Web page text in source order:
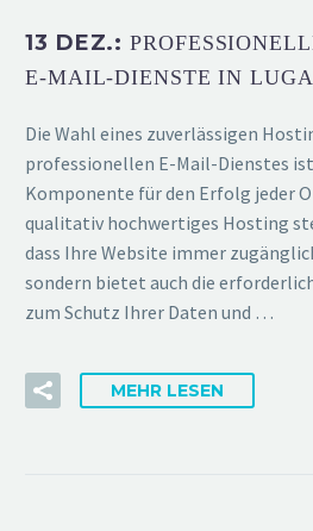
13 DEZ.:
E-MAIL-DIENSTE IN
Die Wahl eines zuverlässigen
professionellen E-Mail-Dienstes
Komponente für den Erfolg jeder
qualitativ hochwertiges Hosting
dass Ihre Website immer
sondern bietet auch die
zum Schutz Ihrer Daten und …
MEHR LESEN